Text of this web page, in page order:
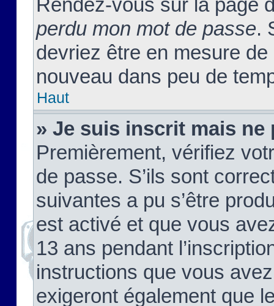
Rendez-vous sur la page
perdu mon mot de passe.
devriez être en mesure
nouveau dans peu de
Haut
» Je suis inscrit mais ne
Premièrement, vérifiez
de passe. S’ils sont
suivantes a pu s’être
est activé et que vous
13 ans pendant
instructions que vous
exigeront également que